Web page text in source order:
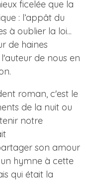
ficelée que la
: l’appât du
à oublier la loi...
de haines
de nous en
roman, c'est le
de la nuit ou
notre
son amour
hymne à cette
qui était la